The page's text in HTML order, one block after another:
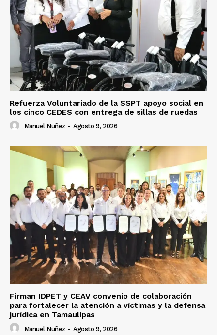
Refuerza Voluntariado de la SSPT apoyo social en
los cinco CEDES con entrega de sillas de ruedas
Manuel Nuñez - Agosto 9, 2026
Firman IDPET y CEAV convenio de colaboración
para fortalecer la atención a víctimas y la defensa
jurídica en Tamaulipas
Manuel Nuñez - Agosto 9, 2026